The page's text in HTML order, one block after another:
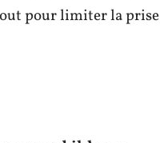
pour limiter la prise